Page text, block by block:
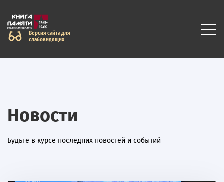
Версия сайта для
слабовидящих
Новости
Будьте в курсе последних новостей и событий